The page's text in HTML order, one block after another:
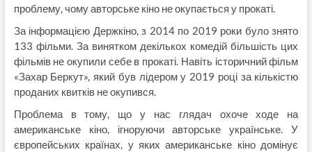
проблему, чому авторське кіно не окупається у прокаті.
За інформацією Держкіно, з 2014 по 2019 роки було знято
133 фільми. За винятком декількох комедій більшість цих
фільмів не окупили себе в прокаті. Навіть історичний фільм
«Захар Беркут», який був лідером у 2019 році за кількістю
проданих квитків не окупився.
Проблема в тому, що у нас глядач охоче ходе на
американське кіно, ігноруючи авторське українське. У
європейських країнах, у яких американське кіно домінує